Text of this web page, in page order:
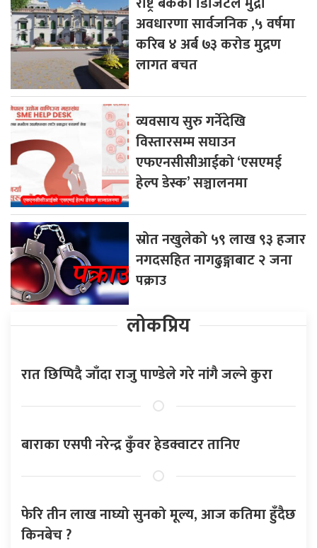
अवधारणा सार्वजनिक ,५ वर्षमा
करिब ४ अर्ब ७३ करोड मुद्रण
लागत बचत
व्यवसाय सुरु गर्नेदेखि
विस्तारसम्म सघाउन
एफएनसीसीआईको ‘एसएमई
हेल्प डेस्क’ सञ्चालनमा
स्रोत नखुलेको ५९ लाख ९३ हजार
नगदसहित नागढुङ्गाबाट २ जना
पक्राउ
लोकप्रिय
रात छिप्पिदै जाँदा राजु पाण्डेले गरे नांगै जल्ने कुरा
बाराका एसपी नरेन्द्र कुँवर हेडक्वाटर तानिए
फेरि तीन लाख नाघ्यो सुनको मूल्य, आज कतिमा हुँदैछ
किनबेच ?